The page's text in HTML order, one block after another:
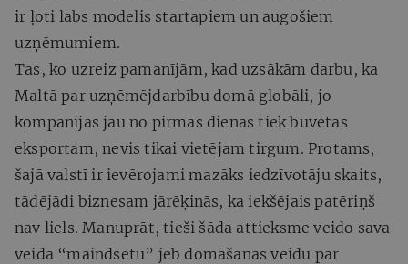
ir ļoti labs modelis startapiem un augošiem
uzņēmumiem.
Tas, ko uzreiz pamanījām, kad uzsākām darbu, ka
Maltā par uzņēmējdarbību domā globāli, jo
kompānijas jau no pirmās dienas tiek būvētas
eksportam, nevis tikai vietējam tirgum. Protams,
šajā valstī ir ievērojami mazāks iedzīvotāju skaits,
tādējādi biznesam jārēķinās, ka iekšējais patēriņš
nav liels. Manuprāt, tieši šāda attieksme veido sava
veida “maindsetu” jeb domāšanas veidu par